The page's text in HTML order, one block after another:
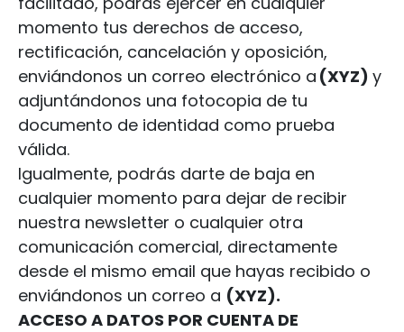
momento tus derechos de acceso,
rectificación, cancelación y oposición,
enviándonos un correo electrónico a (XYZ) y
adjuntándonos una fotocopia de tu
documento de identidad como prueba
válida.
Igualmente, podrás darte de baja en
cualquier momento para dejar de recibir
nuestra newsletter o cualquier otra
comunicación comercial, directamente
desde el mismo email que hayas recibido o
enviándonos un correo a (XYZ).
ACCESO A DATOS POR CUENTA DE